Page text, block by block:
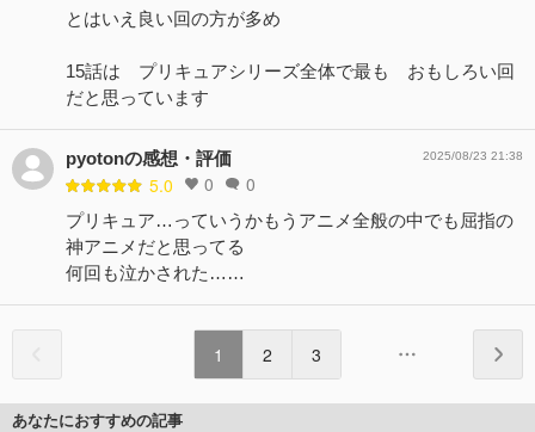
とはいえ良い回の方が多め
15話は プリキュアシリーズ全体で最も おもしろい回
だと思っています
pyotonの感想・評価
5.0 0 0
2025/08/23 21:38
プリキュア…っていうかもうアニメ全般の中でも屈指の
神アニメだと思ってる
何回も泣かされた……
1 2 3
あなたにおすすめの記事